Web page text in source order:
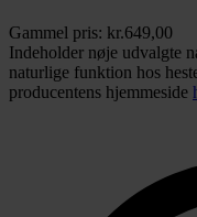
Gammel pris: kr.649,00
Indeholder nøje udvalgte
naturlige funktion hos
producentens hjemmeside